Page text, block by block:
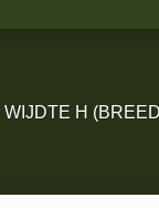
WIJDTE H